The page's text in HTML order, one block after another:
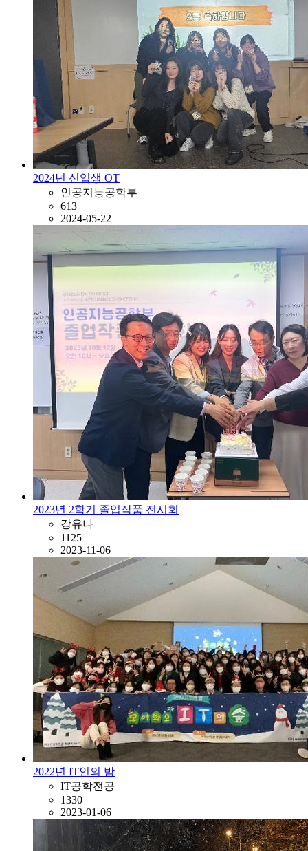
2024년 신입생 OT
인공지능공학부
613
2024-05-22
2023년 2학기 졸업작품 전시회
강유나
1125
2023-11-06
2022년 IT인의 밤
IT공학전공
1330
2023-01-06